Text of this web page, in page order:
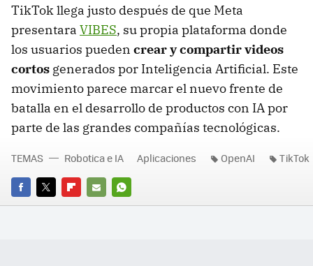
TikTok llega justo después de que Meta
presentara VIBES, su propia plataforma donde
los usuarios pueden crear y compartir videos
cortos generados por Inteligencia Artificial. Este
movimiento parece marcar el nuevo frente de
batalla en el desarrollo de productos con IA por
parte de las grandes compañías tecnológicas.
FACEBOOK
TWITTERFLIPBOARD
E-
WHATSAPP
TEMAS Robotica e IA Aplicaciones OpenAI TikTok